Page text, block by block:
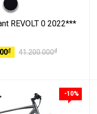
REVOLT 0 2022***
₫ 41.200.000₫
-10%